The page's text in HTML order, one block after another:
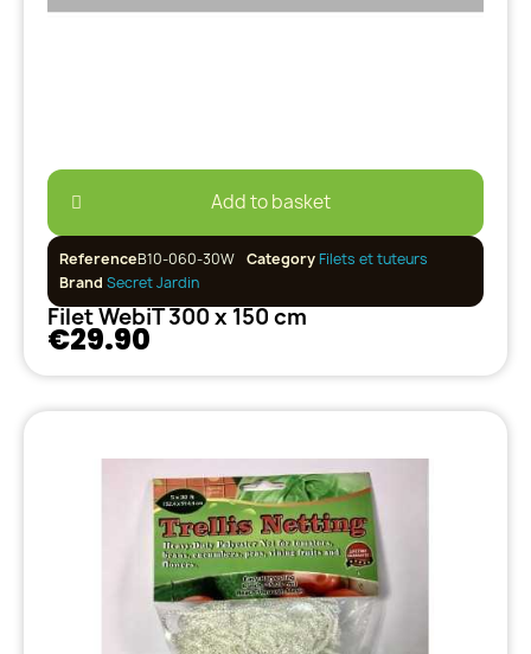
Add to basket
ReferenceB10-060-30W CategoryFilets et tuteurs
Brand Secret Jardin
Filet WebiT 300 x 150 cm
€29.90